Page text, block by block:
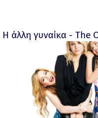
Η άλλη γυναίκα - The